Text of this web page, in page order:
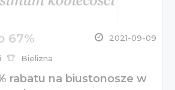
67% 2021-09-09
Bielizna
rabatu na biustonosze w